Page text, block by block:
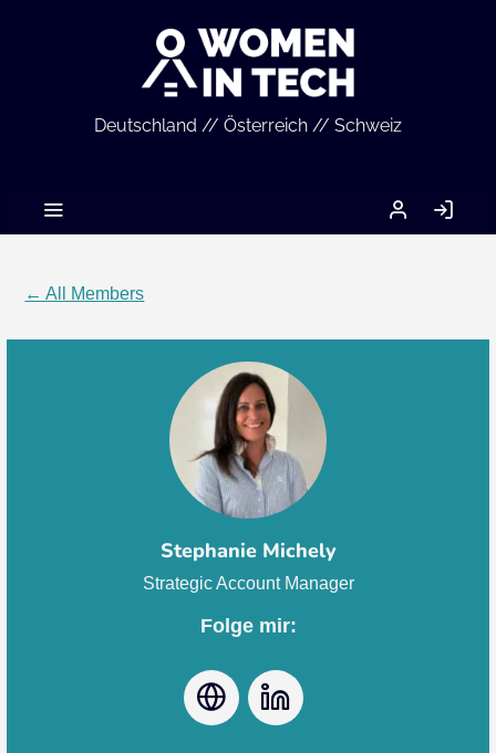
Deutschland // Österreich // Schweiz
MEIN
ACCOUNT
IN
← All Members
Stephanie Michely
Strategic Account Manager
Folge mir:
Webseite